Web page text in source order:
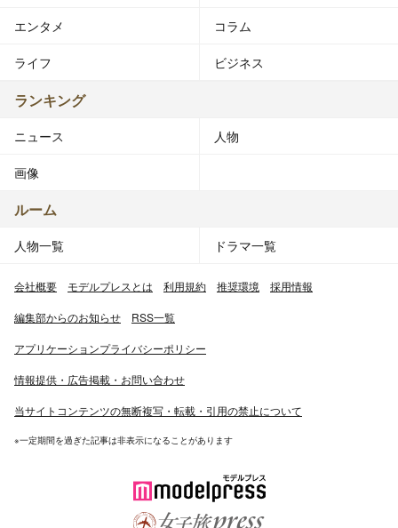
エンタメ コラム
ライフ ビジネス
ランキング
ニュース 人物
画像
ルーム
人物一覧 ドラマ一覧
会社概要 モデルプレスとは 利用規約 推奨環境 採用情報
編集部からのお知らせ RSS一覧
アプリケーションプライバシーポリシー
情報提供・広告掲載・お問い合わせ
当サイトコンテンツの無断複写・転載・引用の禁止について
※一定期間を過ぎた記事は非表示になることがあります